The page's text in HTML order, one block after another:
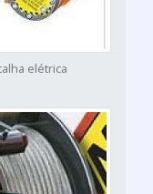
elétrica